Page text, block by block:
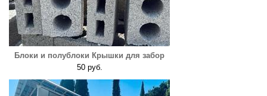
Блоки и полублоки Крышки для забор
50 руб.